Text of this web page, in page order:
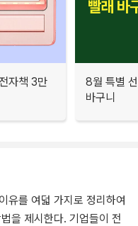
자책 3만
8월 특별
바구니
유를 여덟 가지로 정리하여
을 제시한다. 기업들이 전